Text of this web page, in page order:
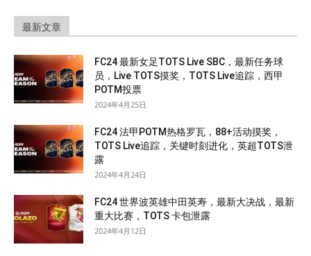
最新文章
FC24 最新女足TOTS Live SBC，最新任务球
员，Live TOTS摸奖，TOTS Live追踪，西甲
POTM投票
2024年4月25日
FC24 法甲POTM热格罗瓦，88+活动摸奖，
TOTS Live追踪，关键时刻进化，英超TOTS泄
露
2024年4月24日
FC24 世界波英雄中田英寿，最新大决战，最新
重大比赛，TOTS 卡包泄露
2024年4月12日